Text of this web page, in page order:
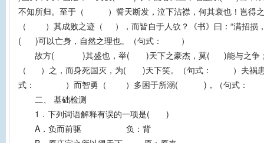
不知所归。至于（ ）誓天断发，泣下沾襟，何其衰也！岂
（ ）其成败之迹（ ），而皆自于人欤？《书》曰：“满招损，
( )可以亡身，自然之理也。（句式： ）
故方( )其盛也，举( )天下之豪杰，莫( )能与之争；
（ ）之，而身死国灭，为( )天下笑。（句式： ）夫祸
式： ）而智勇（ ）多困于所溺( )，（句式： ）
二、 基础检测
1．下列词语解释有误的一项是( )
A．负而前驱 负：背